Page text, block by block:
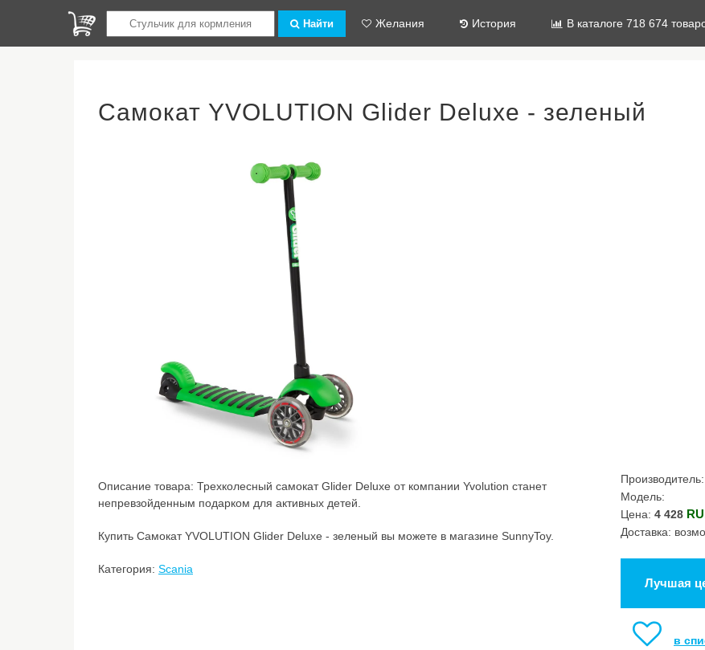
Найти Желания История В каталоге 718 674
Самокат YVOLUTION Glider Deluxe - зеленый
Описание товара: Трехколесный самокат Glider Deluxe от компании Yvolution станет
непревзойденным подарком для активных детей.
Купить Самокат YVOLUTION Glider Deluxe - зеленый вы можете в магазине SunnyToy.
Категория: Scania
Модель:
Цена: 4 428
Доставка:
Лучшая
в